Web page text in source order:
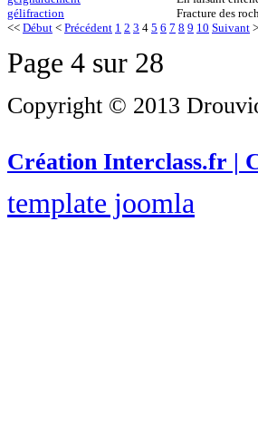
gélifraction
Fracture des
<< Début < Précédent 1 2 3 4 5 6 7 8 9 10 Suivant >
Page 4 sur 28
Copyright © 2013
Création Interclass.fr |
template joomla